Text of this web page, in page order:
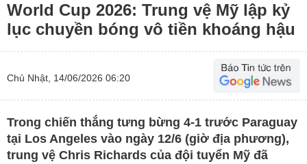
World Cup 2026: Trung vệ Mỹ lập kỷ
lục chuyền bóng vô tiền khoáng hậu
Chủ Nhật, 14/06/2026 06:20
Trong chiến thắng tưng bừng 4-1 trước Paraguay
tại Los Angeles vào ngày 12/6 (giờ địa phương),
trung vệ Chris Richards của đội tuyển Mỹ đã